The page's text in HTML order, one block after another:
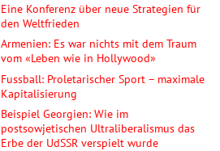
Eine Konferenz über neue Strategien für
den Weltfrieden
Armenien: Es war nichts mit dem Traum
vom «Leben wie in Hollywood»
Fussball: Proletarischer Sport – maximale
Kapitalisierung
Beispiel Georgien: Wie im
postsowjetischen Ultraliberalismus das
Erbe der UdSSR verspielt wurde